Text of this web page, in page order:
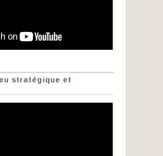
stratégique et